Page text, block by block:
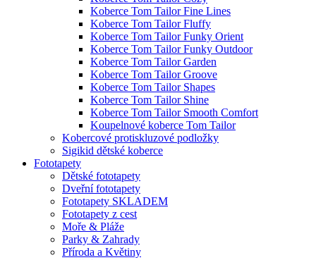
Koberce Tom Tailor Fine Lines
Koberce Tom Tailor Fluffy
Koberce Tom Tailor Funky Orient
Koberce Tom Tailor Funky Outdoor
Koberce Tom Tailor Garden
Koberce Tom Tailor Groove
Koberce Tom Tailor Shapes
Koberce Tom Tailor Shine
Koberce Tom Tailor Smooth Comfort
Koupelnové koberce Tom Tailor
Kobercové protiskluzové podložky
Sigikid dětské koberce
Fototapety
Dětské fototapety
Dveřní fototapety
Fototapety SKLADEM
Fototapety z cest
Moře & Pláže
Parky & Zahrady
Příroda a Květiny